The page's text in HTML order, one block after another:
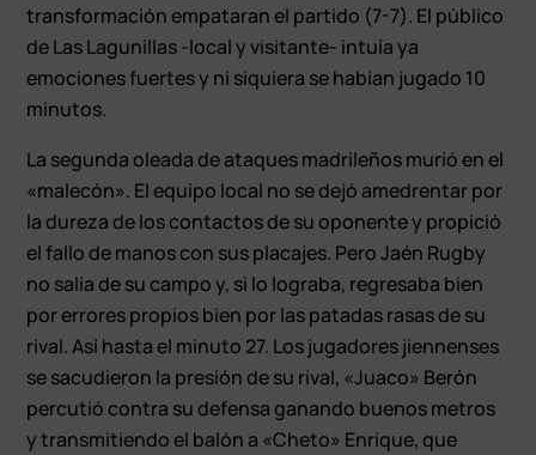
transformación empataran el partido (7-7). El público
de Las Lagunillas -local y visitante- intuía ya
emociones fuertes y ni siquiera se habían jugado 10
minutos.
La segunda oleada de ataques madrileños murió en el
«malecón». El equipo local no se dejó amedrentar por
la dureza de los contactos de su oponente y propició
el fallo de manos con sus placajes. Pero Jaén Rugby
no salía de su campo y, si lo lograba, regresaba bien
por errores propios bien por las patadas rasas de su
rival. Así hasta el minuto 27. Los jugadores jiennenses
se sacudieron la presión de su rival, «Juaco» Berón
percutió contra su defensa ganando buenos metros
y transmitiendo el balón a «Cheto» Enrique, que